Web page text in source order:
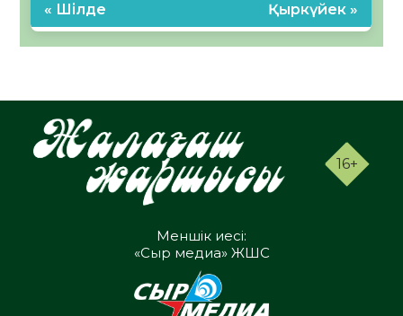
« Шілде Қыркүйек »
16+
Меншік иесі:
«Сыр медиа» ЖШС